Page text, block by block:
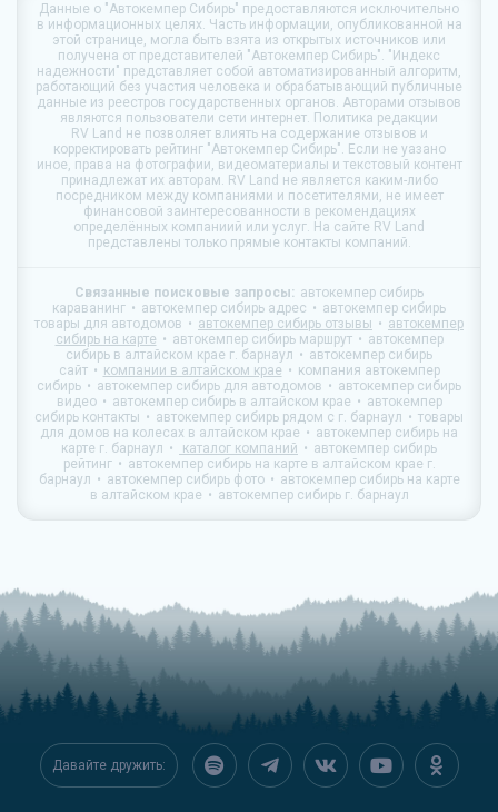
Данные о "Автокемпер Сибирь" предоставляются исключительно
в информационных целях. Часть информации, опубликованной на
этой странице, могла быть взята из открытых источников или
получена от представителей "Автокемпер Сибирь". "Индекс
надежности" представляет собой автоматизированный алгоритм,
работающий без участия человека и обрабатывающий публичные
данные из реестров государственных органов. Авторами отзывов
являются пользователи сети интернет. Политика редакции
RV Land не позволяет влиять на содержание отзывов и
корректировать рейтинг "Автокемпер Сибирь". Если не уазано
иное, права на фотографии, видеоматериалы и текстовый контент
принадлежат их авторам. RV Land не является каким-либо
посредником между компаниями и посетителями, не имеет
финансовой заинтересованности в рекомендациях
определённых компаниий или услуг. На сайте RV Land
представлены только прямые контакты компаний.
Связанные поисковые запросы: автокемпер сибирь
караванинг
автокемпер сибирь адрес
автокемпер сибирь
товары для автодомов
автокемпер сибирь отзывы
автокемпер
сибирь на карте
автокемпер сибирь маршрут
автокемпер
сибирь в алтайском крае г. барнаул
автокемпер сибирь
сайт
компании в алтайском крае
компания автокемпер
сибирь
автокемпер сибирь для автодомов
автокемпер сибирь
видео
автокемпер сибирь в алтайском крае
автокемпер
сибирь контакты
автокемпер сибирь рядом с г. барнаул
товары
для домов на колесах в алтайском крае
автокемпер сибирь на
карте г. барнаул
каталог компаний
автокемпер сибирь
рейтинг
автокемпер сибирь на карте в алтайском крае г.
барнаул
автокемпер сибирь фото
автокемпер сибирь на карте
в алтайском крае
автокемпер сибирь г. барнаул
Давайте дружить: